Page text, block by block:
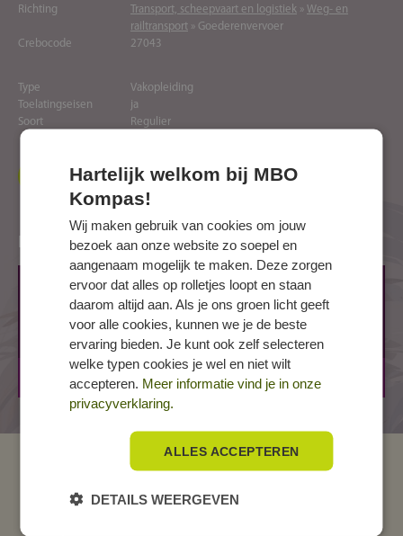
Richting
Transport, scheepvaart en logistiek » Weg- en
railtransport » Goederenvervoer
Crebocode
27043
Type
Vakopleiding
Toelatingseisen
ja
Soort
Regulier
Naar website opleider
Locaties
HOEVELAKEN, Zuiderinslag
Zuiderinslag 3
3871 MR HOEVELAKEN
Hartelijk welkom bij MBO
Kompas!
Wij maken gebruik van cookies om jouw
bezoek aan onze website zo soepel en
aangenaam mogelijk te maken. Deze zorgen
ervoor dat alles op rolletjes loopt en staan
daarom altijd aan. Als je ons groen licht geeft
voor alle cookies, kunnen we je de beste
ervaring bieden. Je kunt ook zelf selecteren
welke typen cookies je wel en niet wilt
accepteren. Meer informatie vind je in onze
privacyverklaring.
ALLES ACCEPTEREN
DETAILS WEERGEVEN